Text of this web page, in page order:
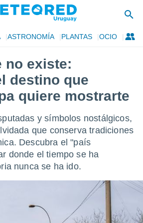
ASTRONOMÍA PLANTAS OCIO
no existe:
destino que
quiere mostrarte
y símbolos nostálgicos,
que conserva tradiciones
Descubra el "país
donde el tiempo se ha
nunca se ha ido.